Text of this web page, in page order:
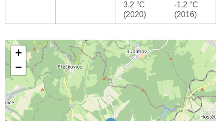
3.2 °C
(2020)
-1.2 °C
(2016)
+
−